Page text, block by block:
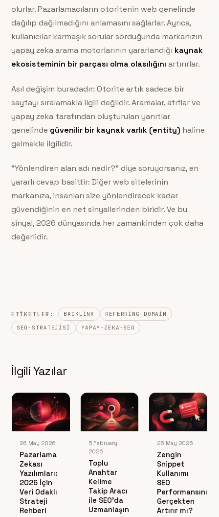
olurlar. Pazarlamacıların otoritenin web genelinde
dağılıp dağılmadığını anlamasını sağlarlar. Ayrıca,
kullanıcılar karmaşık sorular sorduğunda markanızın
yapay zeka arama motorlarının yararlandığı kaynak
ekosisteminin bir parçası olma olasılığını artırırlar.
Asıl değişim buradadır: Otorite artık sadece bir
sayfayı sıralamakla ilgili değildir. Aramalar, atıflar ve
yapay zeka tarafından oluşturulan yanıtlar
genelinde güvenilir bir kaynak varlık (entity) haline
gelmekle ilgilidir.
“Yönlendiren alan adı nedir?” diye soruyorsanız, en
yararlı cevap basittir: Diğer web sitelerinin
markanıza, insanları size yönlendirecek kadar
güvendiğinin en net sinyallerinden biridir. Ve bu
sinyal, 2026 dünyasında her zamankinden çok daha
değerlidir.
ETIKETLER: BACKLINK
REFERRING-DOMAIN
SEO-STRATEJISI
YAPAY-ZEKA-SEO
İlgili Yazılar
26 May 2026
Pazarlama
Zekası
Yazılımları:
2026 İçin
Veri Odaklı
Strateji
Rehberi
5 February
2026
Toplu
Anahtar
Kelime
Takip Aracı
ile SEO’da
Uzmanlaşın
26 May 2026
Zengin
Snippet
Kullanımı
SEO
Performansını
Gerçekten
Artırır mı?